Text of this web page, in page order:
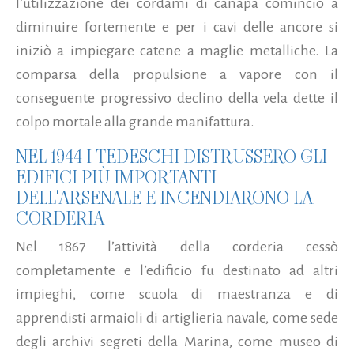
l’utilizzazione dei cordami di canapa cominciò a
diminuire fortemente e per i cavi delle ancore si
iniziò a impiegare catene a maglie metalliche. La
comparsa della propulsione a vapore con il
conseguente progressivo declino della vela dette il
colpo mortale alla grande manifattura.
NEL 1944 I TEDESCHI DISTRUSSERO GLI
EDIFICI PIÙ IMPORTANTI
DELL'ARSENALE E INCENDIARONO LA
CORDERIA
Nel 1867 l’attività della corderia cessò
completamente e l’edificio fu destinato ad altri
impieghi, come scuola di maestranza e di
apprendisti armaioli di artiglieria navale, come sede
degli archivi segreti della Marina, come museo di